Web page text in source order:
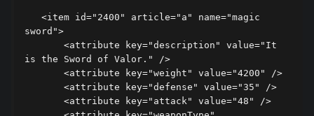
sword">
is the Sword of Valor." />